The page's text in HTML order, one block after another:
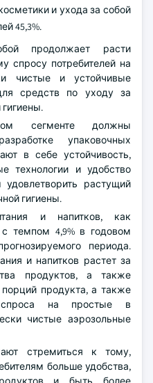
и ухода за собой
45,3%.
продолжает расти
спросу потребителей на
чистые и устойчивые
средств по уходу за
сегменте должны
упаковочных
в себе устойчивость,
технологии и удобство
удовлетворить растущий
гигиены.
и напитков, как
темпом 4,9% в годовом
периода.
и напитков растет за
продуктов, а также
продукта, а также
спроса на простые в
чистые аэрозольные
стремиться к тому,
больше удобства,